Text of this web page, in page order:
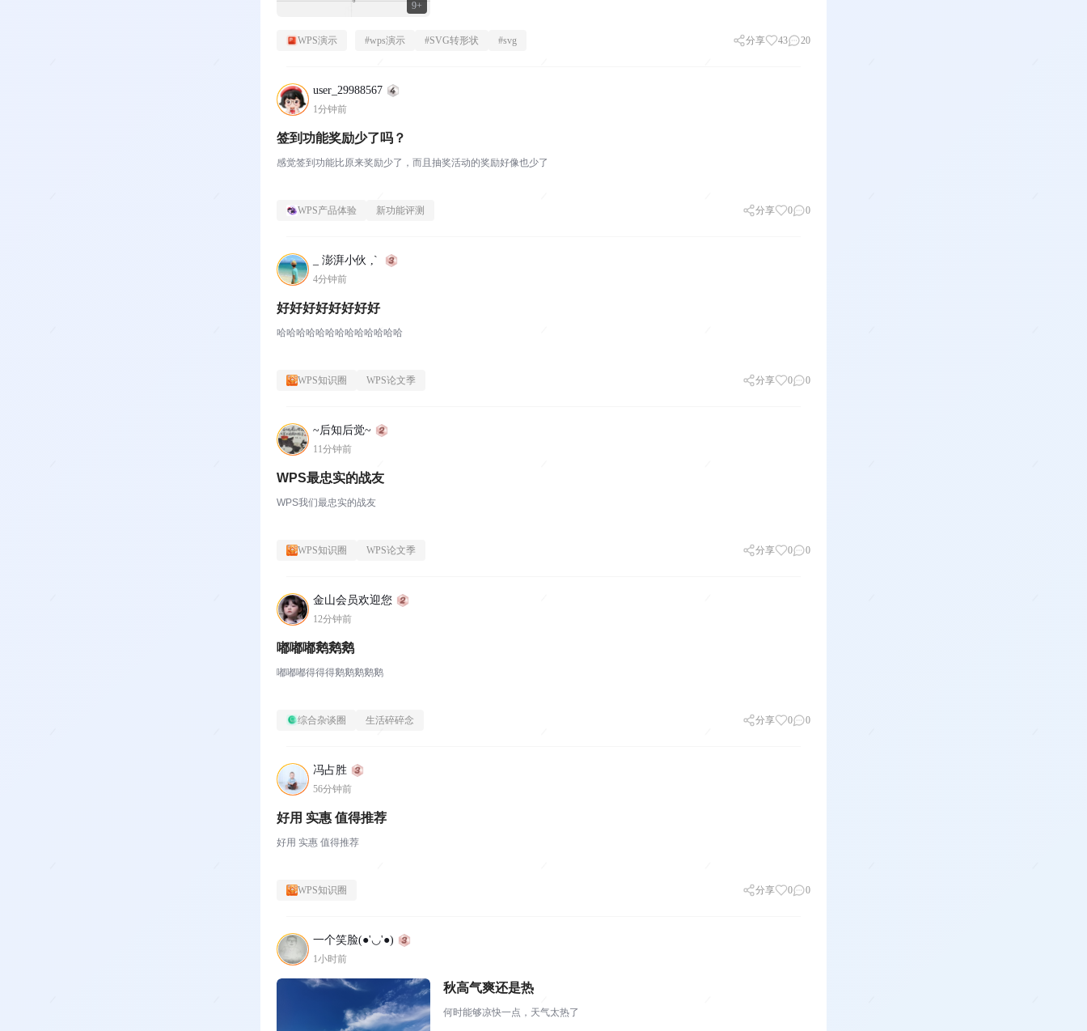
9+
WPS演示 #wps演示 #SVG转形状 #svg 分享 43 20
user_29988567
1分钟前
签到功能奖励少了吗？
感觉签到功能比原来奖励少了，而且抽奖活动的奖励好像也少了
WPS产品体验 新功能评测 分享 0 0
_ 澎湃小伙 ,`
4分钟前
好好好好好好好好
哈哈哈哈哈哈哈哈哈哈哈哈哈
WPS知识圈 WPS论文季 分享 0 0
~后知后觉~
11分钟前
WPS最忠实的战友
WPS我们最忠实的战友
WPS知识圈 WPS论文季 分享 0 0
金山会员欢迎您
12分钟前
嘟嘟嘟鹅鹅鹅
嘟嘟嘟得得得鹅鹅鹅鹅鹅
综合杂谈圈 生活碎碎念 分享 0 0
冯占胜
56分钟前
好用 实惠 值得推荐
好用 实惠 值得推荐
WPS知识圈 分享 0 0
一个笑脸(●'◡'●)
1小时前
秋高气爽还是热
何时能够凉快一点，天气太热了